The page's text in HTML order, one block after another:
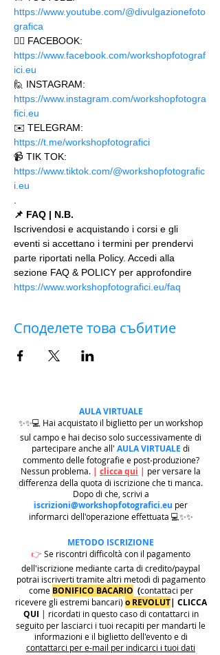
https://www.youtube.com/@divulgazionefoto
grafica
🙋‍♂️ FACEBOOK:
https://www.facebook.com/workshopfotograf
ici.eu
🙋 INSTAGRAM:
https://www.instagram.com/workshopfotogra
fici.eu
✉️ TELEGRAM:
https://t.me/workshopfotografici
📹 TIK TOK:
https://www.tiktok.com/@workshopfotografic
i.eu
📌 FAQ | N.B.
Iscrivendosi e acquistando i corsi e gli
eventi si accettano i termini per prendervi
parte riportati nella Policy. Accedi alla
sezione FAQ & POLICY per approfondire
https://www.workshopfotografici.eu/faq
Споделете това събитие
AULA VIRTUALE
✨✨💻 Hai acquistato il biglietto per un workshop
sul campo e hai deciso solo successivamente di
partecipare anche all' AULA VIRTUALE di
commento delle fotografie e post-produzione?
Nessun problema. | clicca qui | per versare la
differenza della quota di iscrizione che ti manca.
Dopo di che, scrivi a
iscrizioni@workshopfotografici.eu per
informarci dell'operazione effettuata 💻✨✨
METODO ISCRIZIONE
👉 Se riscontri difficoltà con il pagamento
dell'iscrizione mediante carta di credito/paypal
potrai iscriverti tramite altri metodi di pagamento
come BONIFICO BACARIO (contattaci per
ricevere gli estremi bancari) o REVOLUT| CLICCA
QUI | ricordati in questo caso di contattarci in
seguito per lasciarci i tuoi recapiti per mandarti le
informazioni e il biglietto dell'evento e di
contattarci per e-mail per indicarci i tuoi dati